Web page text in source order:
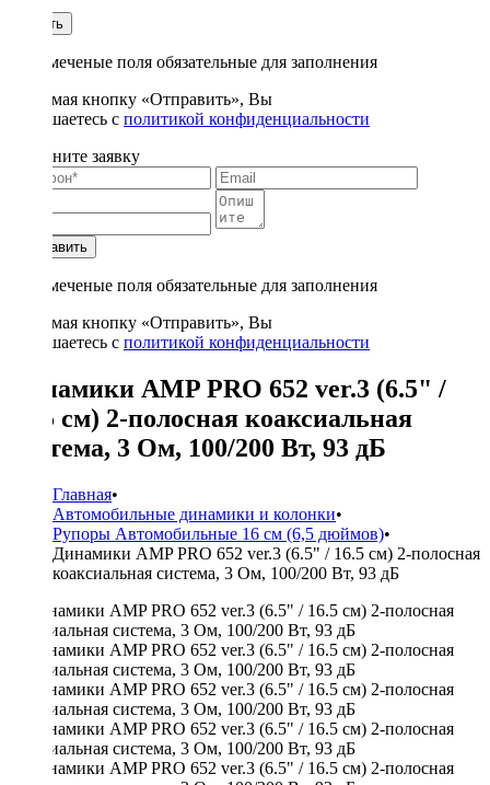
Купить
* - отмеченые поля обязательные для заполнения
Нажимая кнопку «Отправить», Вы
соглашаетесь с политикой конфиденциальности
Заполните заявку
Отправить
* - отмеченые поля обязательные для заполнения
Нажимая кнопку «Отправить», Вы
соглашаетесь с политикой конфиденциальности
Динамики AMP PRO 652 ver.3 (6.5" /
16.5 см) 2-полосная коаксиальная
система, 3 Ом, 100/200 Вт, 93 дБ
Главная•
Автомобильные динамики и колонки•
Рупоры Автомобильные 16 см (6,5 дюймов)•
Динамики AMP PRO 652 ver.3 (6.5" / 16.5 см) 2-полосная
коаксиальная система, 3 Ом, 100/200 Вт, 93 дБ